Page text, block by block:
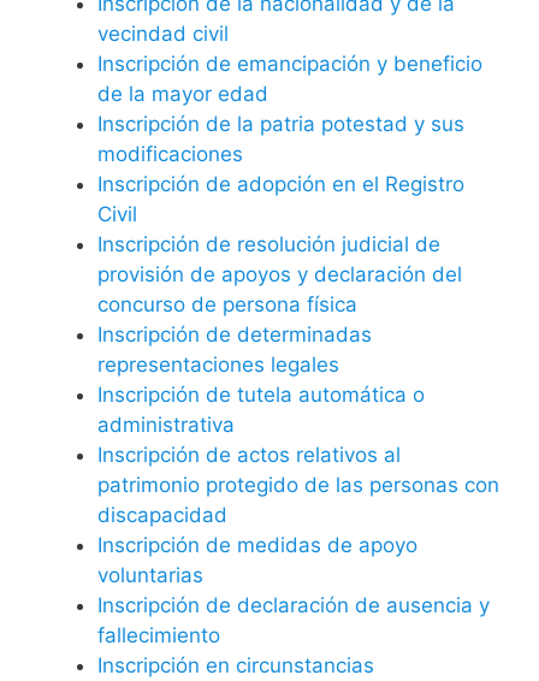
vecindad civil
Inscripción de emancipación y beneficio
de la mayor edad
Inscripción de la patria potestad y sus
modificaciones
Inscripción de adopción en el Registro
Civil
Inscripción de resolución judicial de
provisión de apoyos y declaración del
concurso de persona física
Inscripción de determinadas
representaciones legales
Inscripción de tutela automática o
administrativa
Inscripción de actos relativos al
patrimonio protegido de las personas con
discapacidad
Inscripción de medidas de apoyo
voluntarias
Inscripción de declaración de ausencia y
fallecimiento
Inscripción en circunstancias